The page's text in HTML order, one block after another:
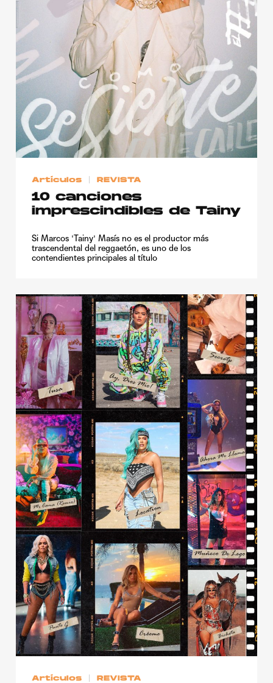
Artículos REVISTA
10 canciones
imprescindibles de Tainy
Si Marcos 'Tainy' Masís no es el productor más
trascendental del reggaetón, es uno de los
contendientes principales al título
Artículos REVISTA